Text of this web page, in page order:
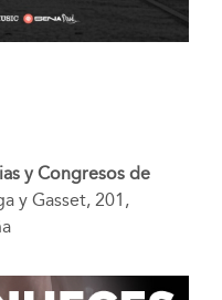
y Congresos de
y Gasset, 201,